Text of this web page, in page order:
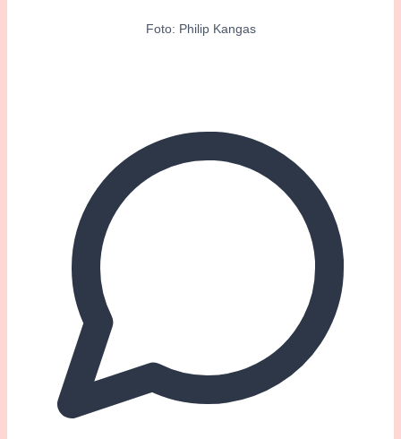
Foto: Philip Kangas